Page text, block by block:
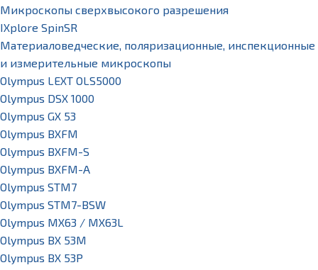
Микроскопы сверхвысокого разрешения
IXplore SpinSR
Материаловедческие, поляризационные, инспекционные
и измерительные микроскопы
Olympus LEXT OLS5000
Olympus DSX 1000
Olympus GX 53
Olympus BXFM
Olympus BXFM-S
Olympus BXFM-A
Olympus STM7
Olympus STM7-BSW
Olympus MX63 / MX63L
Olympus BX 53M
Olympus BX 53P